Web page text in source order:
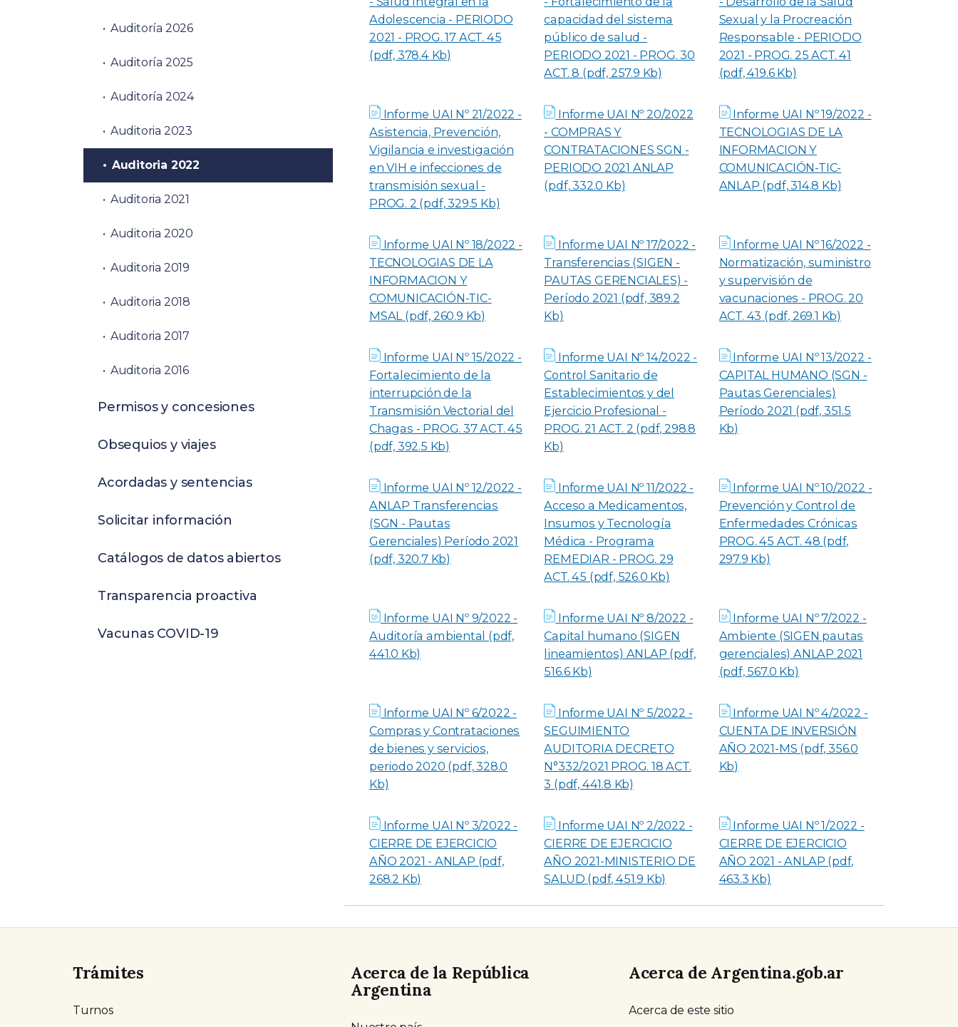
Adolescencia - PERIODO
2021 - PROG. 17 ACT. 45
(pdf, 378.4 Kb)
capacidad del sistema
público de salud -
PERIODO 2021 - PROG. 30
ACT. 8 (pdf, 257.9 Kb)
Sexual y la Procreación
Responsable - PERIODO
2021 - PROG. 25 ACT. 41
(pdf, 419.6 Kb)
Informe UAI Nº 21/2022 -
Asistencia, Prevención,
Vigilancia e investigación
en VIH e infecciones de
transmisión sexual -
PROG. 2 (pdf, 329.5 Kb)
Informe UAI Nº 20/2022
- COMPRAS Y
CONTRATACIONES SGN -
PERIODO 2021 ANLAP
(pdf, 332.0 Kb)
Informe UAI Nº 19/2022 -
TECNOLOGIAS DE LA
INFORMACION Y
COMUNICACIÓN-TIC-
ANLAP (pdf, 314.8 Kb)
Informe UAI Nº 18/2022 -
TECNOLOGIAS DE LA
INFORMACION Y
COMUNICACIÓN-TIC-
MSAL (pdf, 260.9 Kb)
Informe UAI Nº 17/2022 -
Transferencias (SIGEN -
PAUTAS GERENCIALES) -
Período 2021 (pdf, 389.2
Kb)
Informe UAI Nº 16/2022 -
Normatización, suministro
y supervisión de
vacunaciones - PROG. 20
ACT. 43 (pdf, 269.1 Kb)
Informe UAI Nº 15/2022 -
Fortalecimiento de la
interrupción de la
Transmisión Vectorial del
Chagas - PROG. 37 ACT. 45
(pdf, 392.5 Kb)
Informe UAI Nº 14/2022 -
Control Sanitario de
Establecimientos y del
Ejercicio Profesional -
PROG. 21 ACT. 2 (pdf, 298.8
Kb)
Informe UAI Nº 13/2022 -
CAPITAL HUMANO (SGN -
Pautas Gerenciales)
Período 2021 (pdf, 351.5
Kb)
Informe UAI Nº 12/2022 -
ANLAP Transferencias
(SGN - Pautas
Gerenciales) Período 2021
(pdf, 320.7 Kb)
Informe UAI Nº 11/2022 -
Acceso a Medicamentos,
Insumos y Tecnología
Médica - Programa
REMEDIAR - PROG. 29
ACT. 45 (pdf, 526.0 Kb)
Informe UAI Nº 10/2022 -
Prevención y Control de
Enfermedades Crónicas
PROG. 45 ACT. 48 (pdf,
297.9 Kb)
Informe UAI Nº 9/2022 -
Auditoría ambiental (pdf,
441.0 Kb)
Informe UAI Nº 8/2022 -
Capital humano (SIGEN
lineamientos) ANLAP (pdf,
516.6 Kb)
Informe UAI Nº 7/2022 -
Ambiente (SIGEN pautas
gerenciales) ANLAP 2021
(pdf, 567.0 Kb)
Informe UAI Nº 6/2022 -
Compras y Contrataciones
de bienes y servicios,
periodo 2020 (pdf, 328.0
Kb)
Informe UAI Nº 5/2022 -
SEGUIMIENTO
AUDITORIA DECRETO
N°332/2021 PROG. 18 ACT.
3 (pdf, 441.8 Kb)
Informe UAI Nº 4/2022 -
CUENTA DE INVERSIÓN
AÑO 2021-MS (pdf, 356.0
Kb)
Informe UAI Nº 3/2022 -
CIERRE DE EJERCICIO
AÑO 2021 - ANLAP (pdf,
268.2 Kb)
Informe UAI Nº 2/2022 -
CIERRE DE EJERCICIO
AÑO 2021-MINISTERIO DE
SALUD (pdf, 451.9 Kb)
Informe UAI Nº 1/2022 -
CIERRE DE EJERCICIO
AÑO 2021 - ANLAP (pdf,
463.3 Kb)
Auditoría 2026
Auditoría 2025
Auditoría 2024
Auditoria 2023
Auditoria 2022
Auditoria 2021
Auditoria 2020
Auditoria 2019
Auditoria 2018
Auditoria 2017
Auditoria 2016
Permisos y concesiones
Obsequios y viajes
Acordadas y sentencias
Solicitar información
Catálogos de datos abiertos
Transparencia proactiva
Vacunas COVID-19
Trámites
Turnos
Acerca de la República
Argentina
Acerca de Argentina.gob.ar
Acerca de este sitio